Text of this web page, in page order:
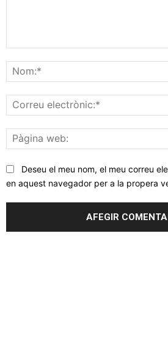
Deseu el meu nom, el meu correu
en aquest navegador per a la propera